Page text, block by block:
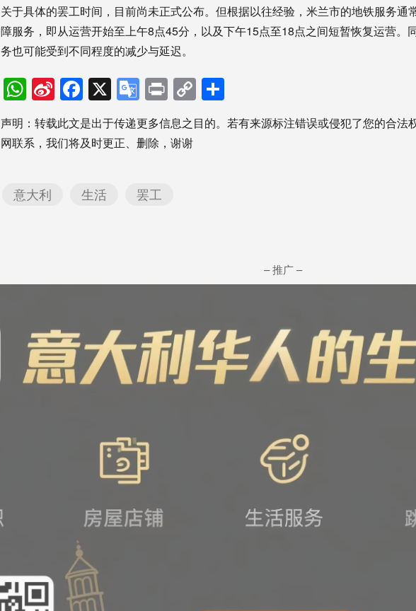
关于具体的罢工时间，目前尚未正式公布。但根据以往经验，米兰市的地铁服务通
障服务，即从运营开始至上午8点45分，以及下午15点至18点之间短暂恢复运营。
务也可能受到不同程度的减少与延迟。
WhatsApp
Sina
Weibo
Facebook
X Google
Translate
PrintCopy
Link享
声明：转载此文是出于传递更多信息之目的。若有来源标注错误或侵犯了您的合法
网联系，我们将及时更正、删除，谢谢
意大利 生活 罢工
– 推广 –